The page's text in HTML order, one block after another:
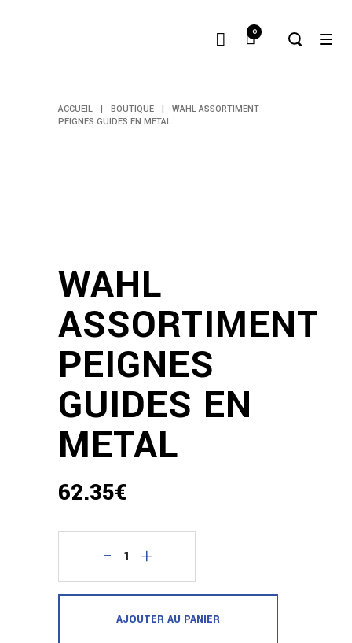
0
ACCUEIL | BOUTIQUE |
WAHL ASSORTIMENT
PEIGNES GUIDES EN METAL
WAHL
ASSORTIMENT
PEIGNES
GUIDES EN
METAL
62.35€
Wahl
Assortiment
AJOUTER AU PANIER